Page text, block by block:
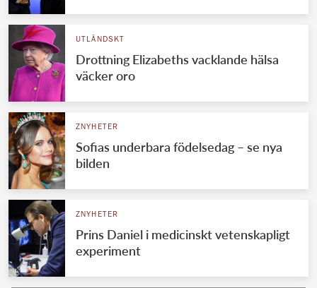
Danska kungahuset
Spanska kungahuset
Jordanska kungahuset
Luxemburgska storhertighuset
Japanska kejsarhuset
Thailändska kungahuset
Marockanska kungahuset
UTLÄNDSKT
Drottning Elizabeths vacklande hälsa
väcker oro
ZNYHETER
Sofias underbara födelsedag – se nya
bilden
ZNYHETER
Prins Daniel i medicinskt vetenskapligt
experiment